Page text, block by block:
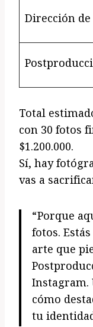
Dirección
Total
con 30 fotos
$1.200.000.
Sí, hay
vas a
“Porque
fotos.
arte que
Instagram.
cómo
tu